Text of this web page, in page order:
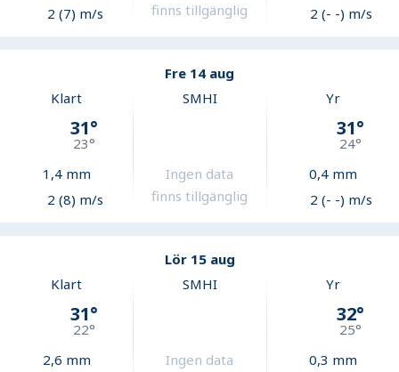
2 (7) m/s
finns tillgänglig
2 (- -) m/s
Fre 14 aug
Klart
31°
23°
1,4mm
2 (8) m/s
SMHI
Ingen data
finns tillgänglig
Yr
31°
24°
0,4mm
2 (- -) m/s
Lör 15 aug
Klart
31°
22°
2,6 mm
SMHI
Ingen data
Yr
32°
25°
0,3 mm